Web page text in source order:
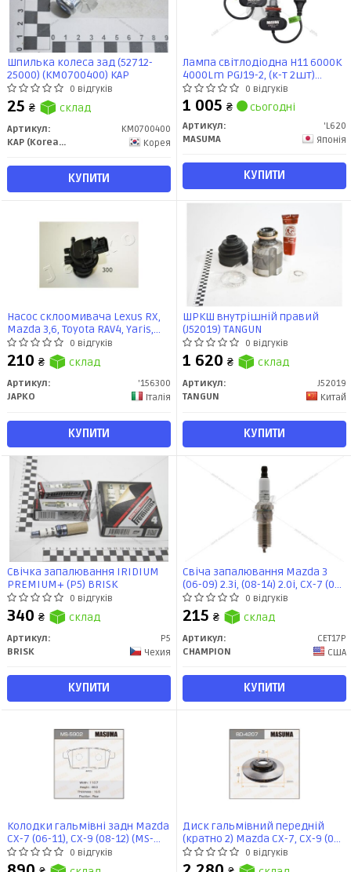
Шпилька колеса зад (52712-
25000) (KM0700400) KAP
0 відгуків
25 ₴ склад
Артикул:
KM0700400
KAP (KoreaAutoParts)
Корея
КУПИТИ
Лампа світлодіодна H11 6000K
4000Lm PGJ19-2, (к-т 2шт)
(L620) MASUMA0 відгуків
1 005 ₴ сьогодні
Артикул:
'L620
MASUMA
Японія
КУПИТИ
Насос склоомивача Lexus RX,
Mazda 3,6, Toyota RAV4, Yaris,
Prius (156300) JAPKO
0 відгуків
210 ₴ склад
Артикул:
'156300
JAPKO
Італія
КУПИТИ
ШРКШ внутрішній правий
(J52019) TANGUN
0 відгуків
1 620 ₴ склад
Артикул:
J52019
TANGUN
Китай
КУПИТИ
Свічка запалювання IRIDIUM
PREMIUM+ (P5) BRISK
0 відгуків
340 ₴ склад
Артикул:
P5
BRISK
Чехия
КУПИТИ
Свіча запалювання Mazda 3
(06-09) 2.3i, (08-14) 2.0i, CX-7 (06-
14) 2.3i, 2.5i / Ford Mondeo IV 2.0i
(CET17P) CHAMPION
0 відгуків
215 ₴ склад
Артикул:
CET17P
CHAMPION
США
КУПИТИ
Колодки гальмівні задн Mazda
CX-7 (06-11), CX-9 (08-12) (MS-
5902) MASUMA0 відгуків
Диск гальмівний передній
(кратно 2) Mazda CX-7, CX-9 (07-
12) (BD-4207) MASUMA
0 відгуків